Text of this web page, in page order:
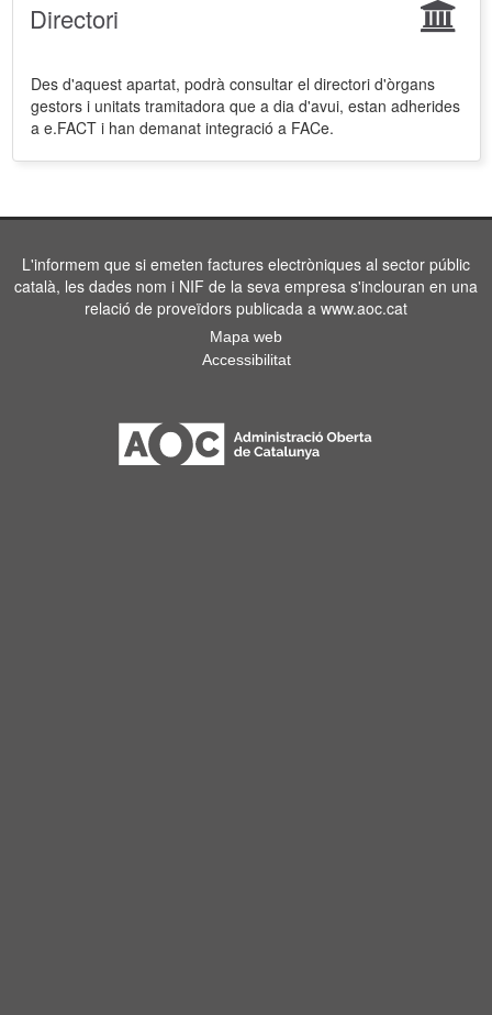
Directori
Des d'aquest apartat, podrà consultar el directori d'òrgans
gestors i unitats tramitadora que a dia d'avui, estan adherides
a e.FACT i han demanat integració a FACe.
L'informem que si emeten factures electròniques al sector públic
català, les dades nom i NIF de la seva empresa s'inclouran en una
relació de proveïdors publicada a www.aoc.cat
Mapa web
Accessibilitat